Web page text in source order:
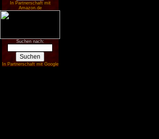
In Partnerschaft mit
Amazon.de
Suchen nach:
In Partnerschaft mit Google